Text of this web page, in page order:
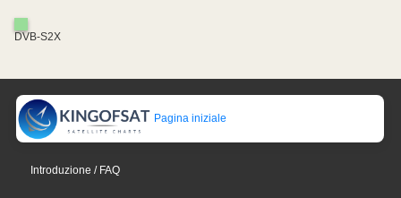
DVB-S2X
Pagina iniziale
Introduzione / FAQ